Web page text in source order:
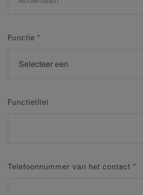
Functie *
Functietitel
Telefoonnummer van het contact *